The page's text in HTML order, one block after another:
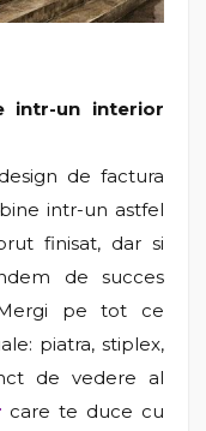
intr-un interior
de factura
intr-un astfel
finisat, dar si
de succes
pe tot ce
piatra, stiplex,
de vedere al
care te duce cu